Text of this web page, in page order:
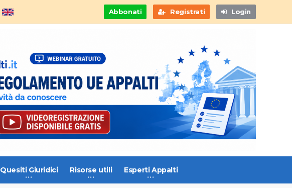
Abbonati Registrati Login
Quesiti Giuridici Risorse utili Esperti Appalti